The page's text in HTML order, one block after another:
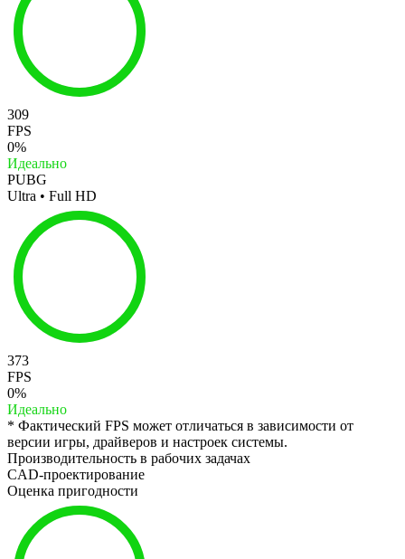
309
FPS
0%
Идеально
PUBG
Ultra • Full HD
373
FPS
0%
Идеально
* Фактический FPS может отличаться в зависимости от
версии игры, драйверов и настроек системы.
Производительность в рабочих задачах
CAD-проектирование
Оценка пригодности